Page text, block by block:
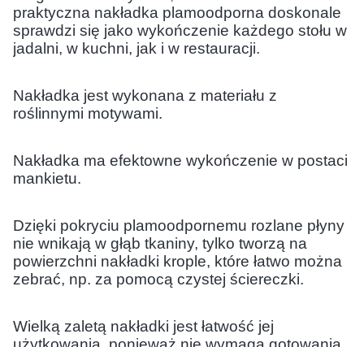
praktyczna nakładka plamoodporna doskonale
sprawdzi się jako wykończenie każdego stołu w
jadalni, w kuchni, jak i w restauracji.
Nakładka jest wykonana z materiału z
roślinnymi motywami.
Nakładka ma efektowne wykończenie w postaci
mankietu.
Dzięki pokryciu plamoodpornemu rozlane płyny
nie wnikają w głąb tkaniny, tylko tworzą na
powierzchni nakładki krople, które łatwo można
zebrać, np. za pomocą czystej ściereczki.
Wielką zaletą nakładki jest łatwość jej